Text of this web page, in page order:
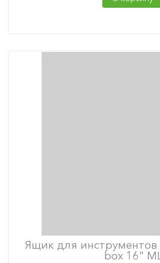
Ящик для инструментов
box 16"